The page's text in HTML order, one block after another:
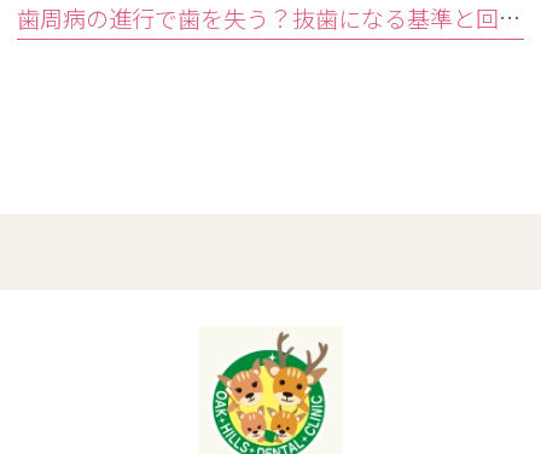
歯周病の進行で歯を失う？抜歯になる基準と回避する3つの予防法